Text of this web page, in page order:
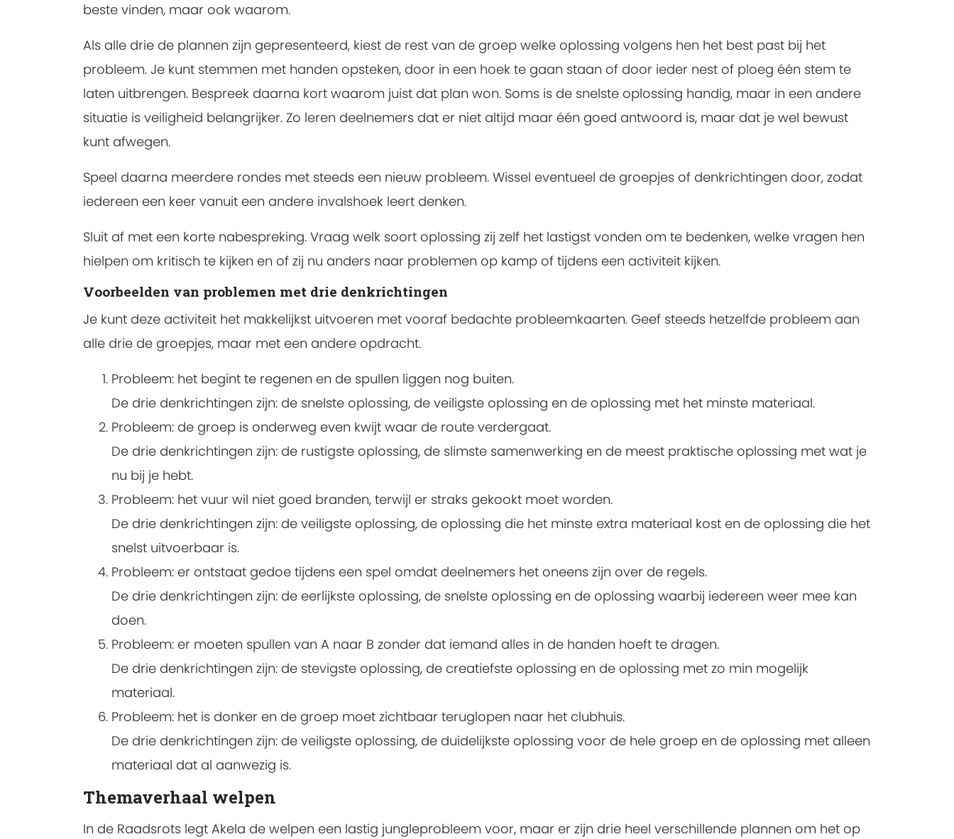
beste vinden, maar ook waarom.
Als alle drie de plannen zijn gepresenteerd, kiest de rest van de groep welke oplossing volgens hen het best past bij het
probleem. Je kunt stemmen met handen opsteken, door in een hoek te gaan staan of door ieder nest of ploeg één stem te
laten uitbrengen. Bespreek daarna kort waarom juist dat plan won. Soms is de snelste oplossing handig, maar in een andere
situatie is veiligheid belangrijker. Zo leren deelnemers dat er niet altijd maar één goed antwoord is, maar dat je wel bewust
kunt afwegen.
Speel daarna meerdere rondes met steeds een nieuw probleem. Wissel eventueel de groepjes of denkrichtingen door, zodat
iedereen een keer vanuit een andere invalshoek leert denken.
Sluit af met een korte nabespreking. Vraag welk soort oplossing zij zelf het lastigst vonden om te bedenken, welke vragen hen
hielpen om kritisch te kijken en of zij nu anders naar problemen op kamp of tijdens een activiteit kijken.
Voorbeelden van problemen met drie denkrichtingen
Je kunt deze activiteit het makkelijkst uitvoeren met vooraf bedachte probleemkaarten. Geef steeds hetzelfde probleem aan
alle drie de groepjes, maar met een andere opdracht.
Probleem: het begint te regenen en de spullen liggen nog buiten.
De drie denkrichtingen zijn: de snelste oplossing, de veiligste oplossing en de oplossing met het minste materiaal.
Probleem: de groep is onderweg even kwijt waar de route verdergaat.
De drie denkrichtingen zijn: de rustigste oplossing, de slimste samenwerking en de meest praktische oplossing met wat je
nu bij je hebt.
Probleem: het vuur wil niet goed branden, terwijl er straks gekookt moet worden.
De drie denkrichtingen zijn: de veiligste oplossing, de oplossing die het minste extra materiaal kost en de oplossing die het
snelst uitvoerbaar is.
Probleem: er ontstaat gedoe tijdens een spel omdat deelnemers het oneens zijn over de regels.
De drie denkrichtingen zijn: de eerlijkste oplossing, de snelste oplossing en de oplossing waarbij iedereen weer mee kan
doen.
Probleem: er moeten spullen van A naar B zonder dat iemand alles in de handen hoeft te dragen.
De drie denkrichtingen zijn: de stevigste oplossing, de creatiefste oplossing en de oplossing met zo min mogelijk
materiaal.
Probleem: het is donker en de groep moet zichtbaar teruglopen naar het clubhuis.
De drie denkrichtingen zijn: de veiligste oplossing, de duidelijkste oplossing voor de hele groep en de oplossing met alleen
materiaal dat al aanwezig is.
Themaverhaal welpen
In de Raadsrots legt Akela de welpen een lastig jungleprobleem voor, maar er zijn drie heel verschillende plannen om het op